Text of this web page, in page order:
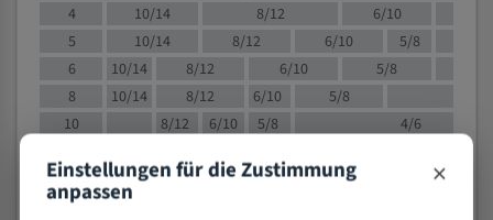
4
10/14 8/12 6/10
5
10/14 8/12 6/10
5/8
6
10/14 8/12 6/10
5/8
8
10/14 8/12 6/10 5/8
10
8/12 6/10 5/8
4/6
15
8/12 6/10
4/5
20
Einstellungen für die Zustimmung
anpassen ×